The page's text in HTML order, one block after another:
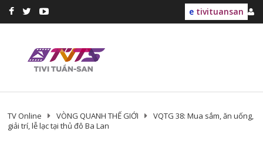
e tivituansan
TV Online VÒNG QUANH THẾ GIỚI
VQTG 38: Mua sắm, ăn uống,
giải trí, lễ lạc tại thủ đô Ba Lan